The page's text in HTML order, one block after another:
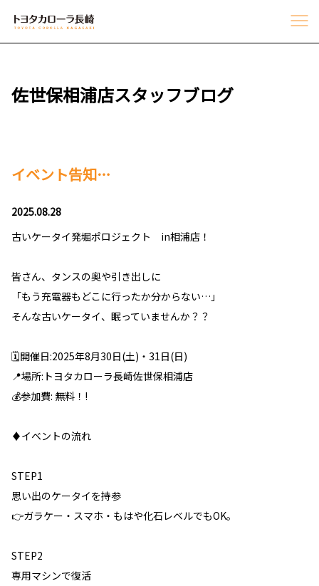
佐世保相浦店スタッフブログ
イベント告知…
2025.08.28
古いケータイ発堀ポロジェクト in相浦店！
皆さん、タンスの奥や引き出しに
「もう充電器もどこに行ったか分からない…」
そんな古いケータイ、眠っていませんか？？
🗓️開催日:2025年8月30日(土)・31日(日)
📍場所:トヨタカローラ長崎佐世保相浦店
💰参加費: 無料！!
♦️イベントの流れ
STEP1
思い出のケータイを持参
👉ガラケー・スマホ・もはや化石レベルでもOK。
STEP2
専用マシンで復活